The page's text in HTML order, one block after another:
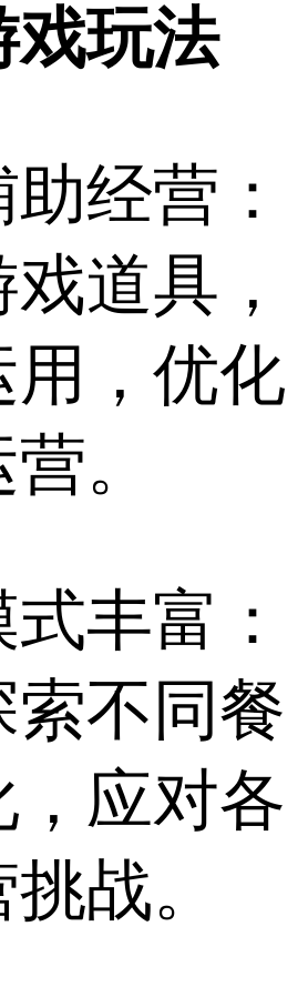
戏玩法
经营：
道具，
用，优化
。
丰富：
索不同餐
，应对各
战。